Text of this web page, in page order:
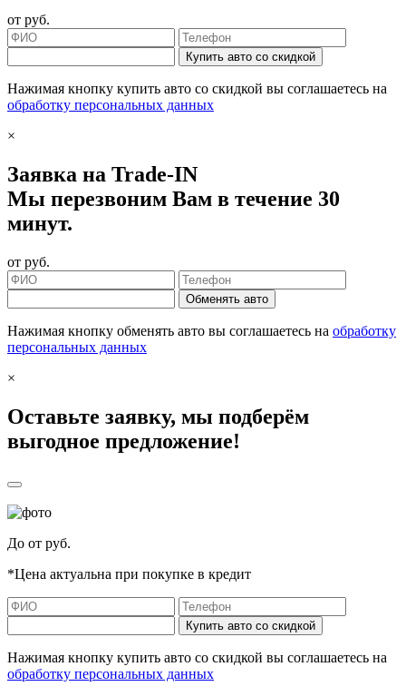
от руб.
Купить авто со скидкой
Нажимая кнопку купить авто со скидкой вы соглашаетесь на
обработку персональных данных
×
Заявка на Trade-IN
Мы перезвоним Вам в течение 30
минут.
от руб.
Обменять авто
Нажимая кнопку обменять авто вы соглашаетесь на обработку
персональных данных
×
Оставьте заявку, мы подберём
выгодное предложение!
До от руб.
*Цена актуальна при покупке в кредит
Купить авто со скидкой
Нажимая кнопку купить авто со скидкой вы соглашаетесь на
обработку персональных данных